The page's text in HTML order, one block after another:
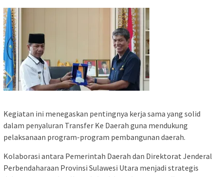
Kegiatan ini menegaskan pentingnya kerja sama yang solid
dalam penyaluran Transfer Ke Daerah guna mendukung
pelaksanaan program-program pembangunan daerah.
Kolaborasi antara Pemerintah Daerah dan Direktorat Jenderal
Perbendaharaan Provinsi Sulawesi Utara menjadi strategis